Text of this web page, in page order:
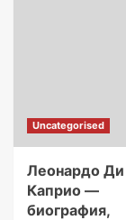
Uncategorised
Леонардо Ди
Каприо —
биография,